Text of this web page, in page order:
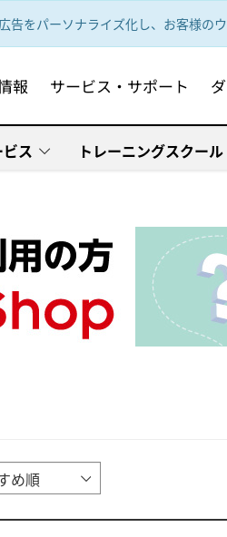
をパーソナライズ化し、お客様の
報 サービス・サポート
ス トレーニングスクール